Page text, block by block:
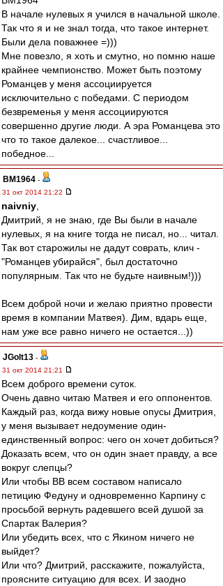
В начале нулевых я учился в начальной школе.
Так что я и не знал тогда, что такое интернет.
Были дела поважнее =)))
Мне повезло, я хоть и смутно, но помню наше
крайнее чемпионство. Может быть поэтому
Романцев у меня ассоциируется
исключительно с победами. С периодом
безвременья у меня ассоциируются
совершенно другие люди. А эра Романцева это
что то такое далекое... счастливое...
победное...
BM1964 -
31 окт 2014 21:22
naivniy
Дмитрий, я не знаю, где Вы были в начале
нулевых, я на книге тогда не писал, но... читал.
Так вот старожилы не дадут соврать, клич -
"Романцев убирайся", был достаточно
популярным. Так что не будьте наивным!)))
Всем доброй ночи и желаю приятно провести
время в компании Матвея). Дим, вдарь еще,
нам уже все равно ничего не остается...))
JGolt13 -
31 окт 2014 21:21
Всем доброго времени суток.
Очень давно читаю Матвея и его оппонентов.
Каждый раз, когда вижу новые опусы Дмитрия,
у меня вызывает недоумение один-
единственный вопрос: чего он хочет добиться?
Доказать всем, что он один знает правду, а все
вокруг слепцы?
Или чтобы ВВ всем составом написало
петицию Федуну и одновременно Карпину с
просьбой вернуть радевшего всей душой за
Спартак Валерия?
Или убедить всех, что с Якином ничего не
выйдет?
Или что? Дмитрий, расскажите, пожалуйста,
проясните ситуацию для всех. И заодно